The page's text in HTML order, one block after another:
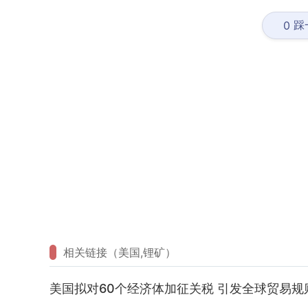
0 踩
相关链接（美国,锂矿）
美国拟对60个经济体加征关税 引发全球贸易规